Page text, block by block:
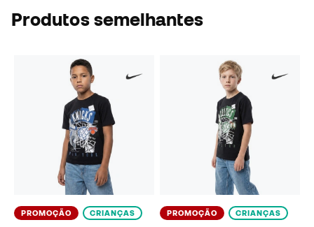
Produtos semelhantes
PROMOÇÃO CRIANÇAS PROMOÇÃO CRIANÇAS